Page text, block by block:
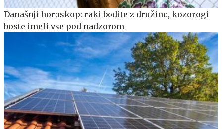
Današnji horoskop: raki bodite z družino, kozorogi
boste imeli vse pod nadzorom